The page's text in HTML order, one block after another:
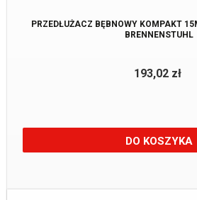
PRZEDŁUŻACZ BĘBNOWY KOMPAKT
BRENNENSTUHL
193,02 zł
DO KOSZYKA
Dostępne:4 szt